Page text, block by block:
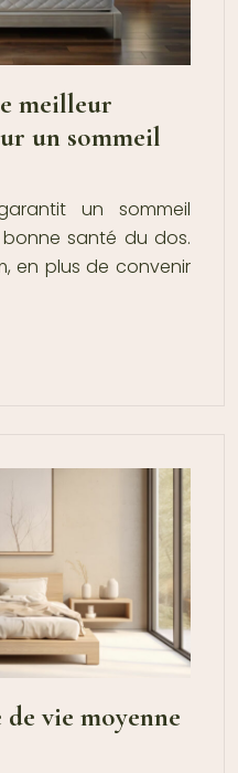
meilleur
un sommeil
un sommeil
santé du dos.
en plus de convenir
vie moyenne